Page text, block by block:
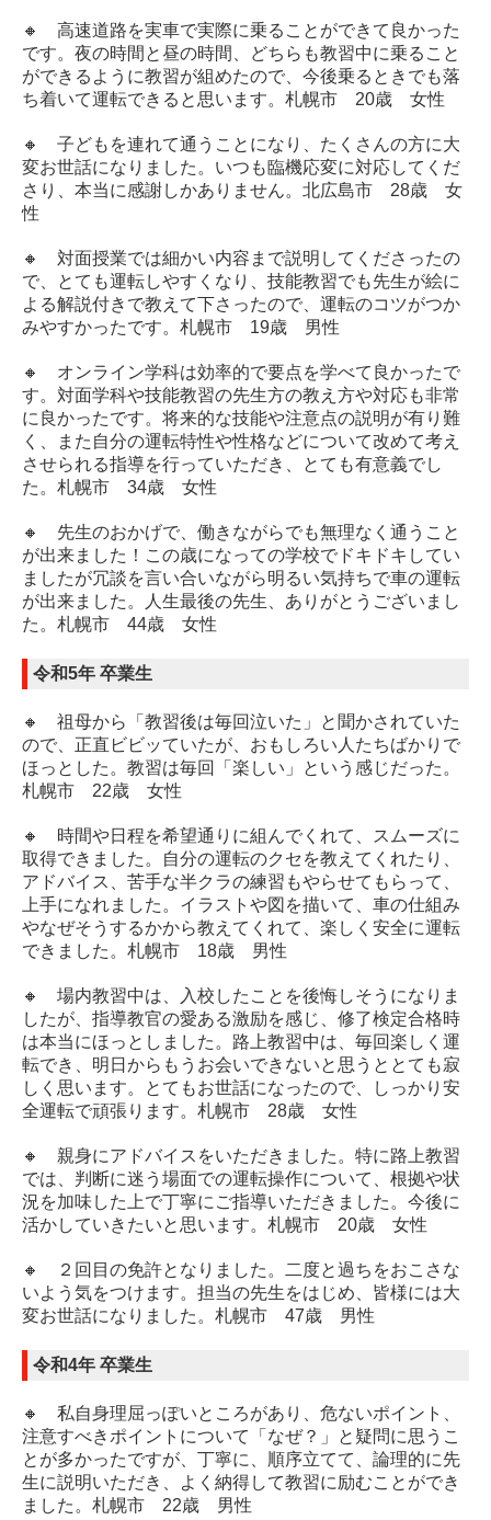
送迎バス案内
時刻表
送迎バスの予約方法
採用情報
教習指導員
送迎ドライバー
募集要項
🔸 高速道路を実車で実際に乗ることができて良かった
です。夜の時間と昼の時間、どちらも教習中に乗ること
ができるように教習が組めたので、今後乗るときでも落
ち着いて運転できると思います。札幌市 20歳 女性
🔸 子どもを連れて通うことになり、たくさんの方に大
変お世話になりました。いつも臨機応変に対応してくだ
さり、本当に感謝しかありません。北広島市 28歳 女
性
🔸 対面授業では細かい内容まで説明してくださったの
で、とても運転しやすくなり、技能教習でも先生が絵に
よる解説付きで教えて下さったので、運転のコツがつか
みやすかったです。札幌市 19歳 男性
🔸 オンライン学科は効率的で要点を学べて良かったで
す。対面学科や技能教習の先生方の教え方や対応も非常
に良かったです。将来的な技能や注意点の説明が有り難
く、また自分の運転特性や性格などについて改めて考え
させられる指導を行っていただき、とても有意義でし
た。 札幌市 34歳 女性
🔸 先生のおかげで、働きながらでも無理なく通うこと
が出来ました！この歳になっての学校でドキドキしてい
ましたが冗談を言い合いながら明るい気持ちで車の運転
が出来ました。人生最後の先生、ありがとうございまし
た。札幌市 44歳 女性
令和5年 卒業生
🔸 祖母から「教習後は毎回泣いた」と聞かされていた
ので、正直ビビッていたが、おもしろい人たちばかりで
ほっとした。教習は毎回「楽しい」という感じだった。
札幌市 22歳 女性
🔸 時間や日程を希望通りに組んでくれて、スムーズに
取得できました。自分の運転のクセを教えてくれたり、
アドバイス、苦手な半クラの練習もやらせてもらって、
上手になれました。イラストや図を描いて、車の仕組み
やなぜそうするかから教えてくれて、楽しく安全に運転
できました。札幌市 18歳 男性
🔸 場内教習中は、入校したことを後悔しそうになりま
したが、指導教官の愛ある激励を感じ、修了検定合格時
は本当にほっとしました。路上教習中は、毎回楽しく運
転でき、明日からもうお会いできないと思うととても寂
しく思います。とてもお世話になったので、しっかり安
全運転で頑張ります。札幌市 28歳 女性
🔸 親身にアドバイスをいただきました。特に路上教習
では、判断に迷う場面での運転操作について、根拠や状
況を加味した上で丁寧にご指導いただきました。今後に
活かしていきたいと思います。札幌市 20歳 女性
🔸 ２回目の免許となりました。二度と過ちをおこさな
いよう気をつけます。担当の先生をはじめ、皆様には大
変お世話になりました。札幌市 47歳 男性
令和4年 卒業生
🔸 私自身理屈っぽいところがあり、危ないポイント、
注意すべきポイントについて「なぜ？」と疑問に思うこ
とが多かったですが、丁寧に、順序立てて、論理的に先
生に説明いただき、よく納得して教習に励むことができ
ました。札幌市 22歳 男性